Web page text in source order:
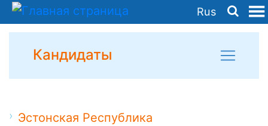
Rus
Кандидаты
Эстонская Республика